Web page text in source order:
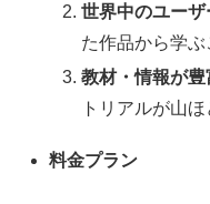
世界中のユー
た作品から学ぶ
教材・情報が豊
トリアルが山
料金プラン